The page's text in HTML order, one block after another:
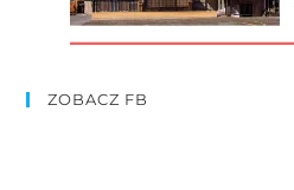
ZOBACZ FB